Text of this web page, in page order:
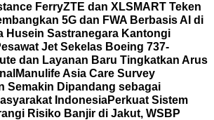
FerryZTE dan XLSMART Teken
5G dan FWA Berbasis AI di
Husein Sastranegara Kantongi
Jet Sekelas Boeing 737-
dan Layanan Baru Tingkatkan Arus
Manulife Asia Care Survey
Semakin Dipandang sebagai
IndonesiaPerkuat Sistem
Risiko Banjir di Jakut, WSBP